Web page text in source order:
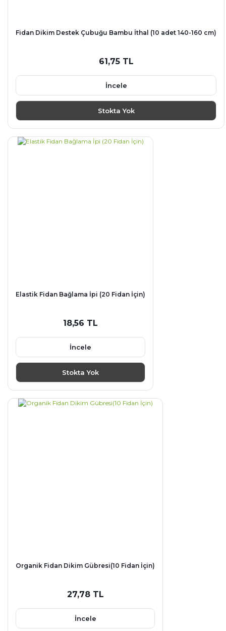
Fidan Dikim Destek Çubuğu Bambu İthal (10 adet 140-160 cm)
61,75 TL
İncele
Stokta Yok
Elastik Fidan Bağlama İpi (20 Fidan İçin)
18,56 TL
İncele
Stokta Yok
Organik Fidan Dikim Gübresi(10 Fidan İçin)
27,78 TL
İncele